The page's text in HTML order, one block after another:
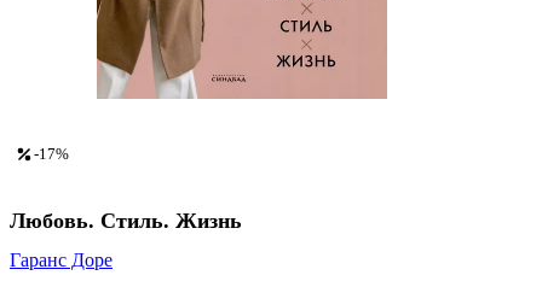
-17%
Любовь. Стиль. Жизнь
Гаранс Доре